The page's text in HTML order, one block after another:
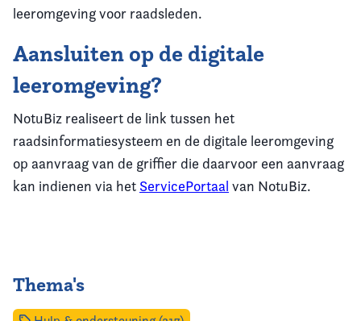
leeromgeving voor raadsleden.
Aansluiten op de digitale
leeromgeving?
NotuBiz realiseert de link tussen het
raadsinformatiesysteem en de digitale leeromgeving
op aanvraag van de griffier die daarvoor een aanvraag
kan indienen via het ServicePortaal van NotuBiz.
Thema's